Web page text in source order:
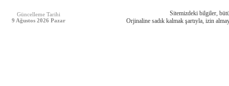
Güncelleme Tarihi
9 Ağustos 2026 Pazar
Sitemizdeki bilgiler,
Orjinaline sadık kalmak şartıyla, izin